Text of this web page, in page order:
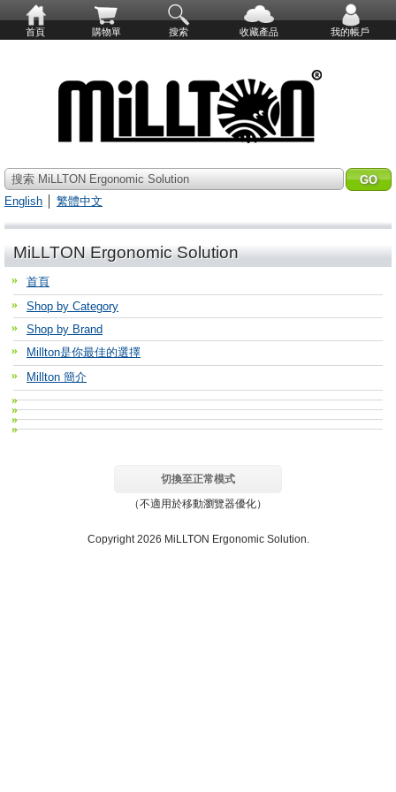
首頁 購物單 搜索 收藏產品 我的帳戶
搜索 MiLLTON Ergonomic Solution
English
繁體中文
MiLLTON Ergonomic Solution
首頁
Shop by Category
Shop by Brand
Millton是你最佳的選擇
Millton 簡介
切換至正常模式
（不適用於移動瀏覽器優化）
Copyright 2026 MiLLTON Ergonomic Solution.